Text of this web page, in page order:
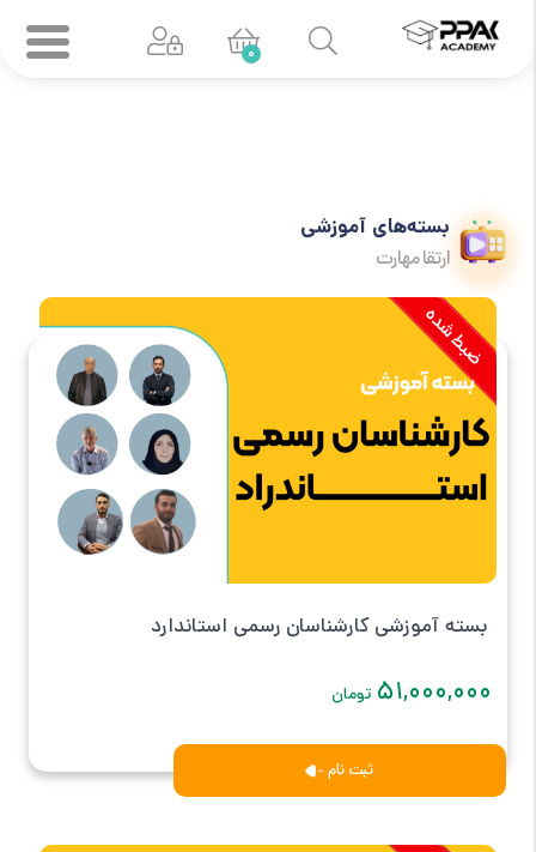
0
بسته‌های آموزشی
ارتقا مهارت
بسته آموزشی کارشناسان رسمی استاندارد
۵۱,۰۰۰,۰۰۰ تومان
ثبت نام